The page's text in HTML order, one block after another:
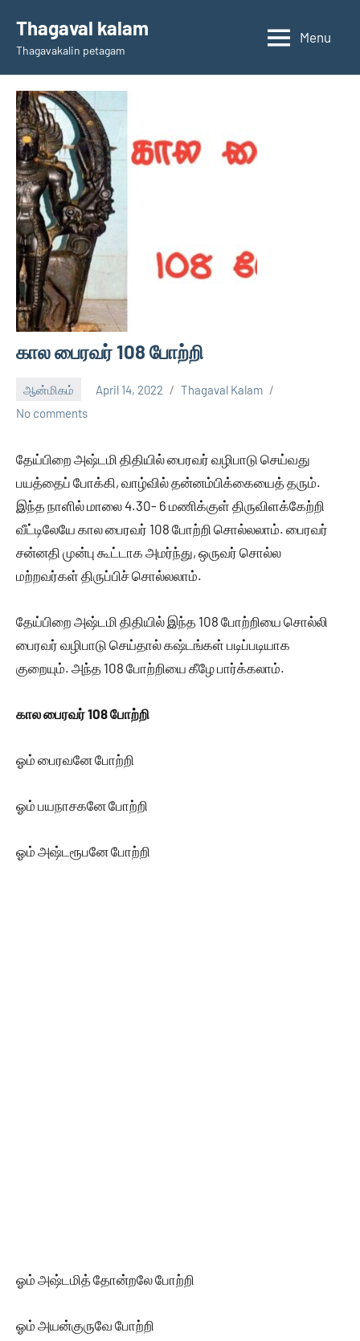
content
Thagaval kalam
Thagavakalin petagam
Menu
கால பைரவர் 108 போற்றி
ஆன்மிகம் April 14, 2022
Thagaval Kalam
No comments
தேய்பிறை அஷ்டமி திதியில் பைரவர் வழிபாடு செய்வது
பயத்தைப் போக்கி, வாழ்வில் தன்னம்பிக்கையைத் தரும்.
இந்த நாளில் மாலை 4.30- 6 மணிக்குள் திருவிளக்கேற்றி
வீட்டிலேயே கால பைரவர் 108 போற்றி சொல்லலாம். பைரவர்
சன்னதி முன்பு கூட்டாக அமர்ந்து, ஒருவர் சொல்ல
மற்றவர்கள் திருப்பிச் சொல்லலாம்.
தேய்பிறை அஷ்டமி திதியில் இந்த 108 போற்றியை சொல்லி
பைரவர் வழிபாடு செய்தால் கஷ்டங்கள் படிப்படியாக
குறையும். அந்த 108 போற்றியை கீழே பார்க்கலாம்.
கால பைரவர் 108 போற்றி
ஓம் பைரவனே போற்றி
ஓம் பயநாசகனே போற்றி
ஓம் அஷ்டரூபனே போற்றி
ஓம் அஷ்டமித் தோன்றலே போற்றி
ஓம் அயன்குருவே போற்றி